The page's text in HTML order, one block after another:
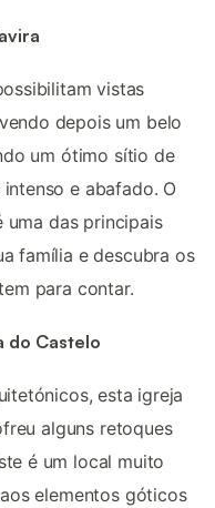
vistas
depois um belo
um ótimo sítio de
e abafado. O
uma das principais
família e descubra os
para contar.
do Castelo
esta igreja
alguns retoques
é um local muito
elementos góticos